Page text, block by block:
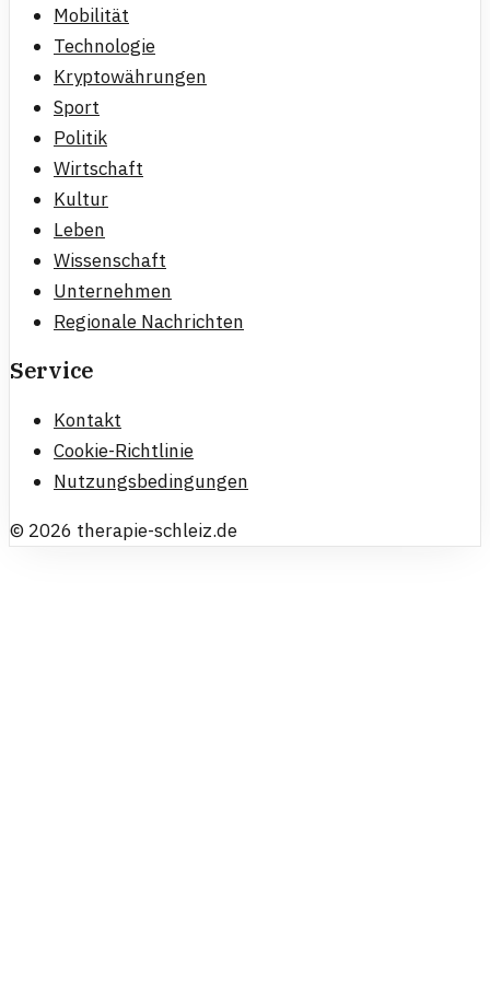
Mobilität
Technologie
Kryptowährungen
Sport
Politik
Wirtschaft
Kultur
Leben
Wissenschaft
Unternehmen
Regionale Nachrichten
Service
Kontakt
Cookie-Richtlinie
Nutzungsbedingungen
© 2026 therapie-schleiz.de